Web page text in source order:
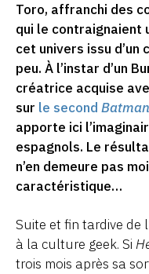
Toro, affranchi des
qui le contraignaient
cet univers issu d’un
peu. À l’instar d’un
créatrice acquise
sur le second Batman
apporte ici
espagnols. Le
n’en demeure pas
caractéristique…
Suite et fin tardive de
à la culture geek. Si
trois mois après sa